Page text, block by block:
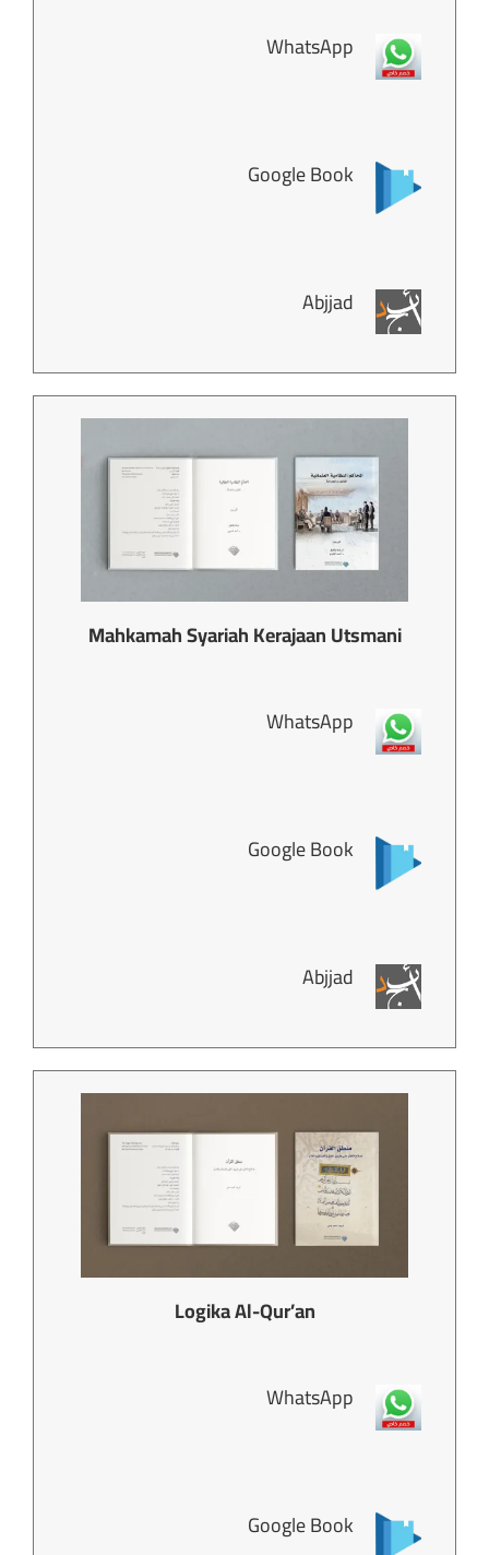
WhatsApp
Google Book
Abjjad
Mahkamah Syariah Kerajaan Utsmani
WhatsApp
Google Book
Abjjad
Logika Al-Qur’an
WhatsApp
Google Book